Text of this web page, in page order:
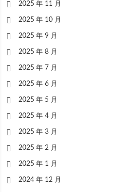
2025 年 11 月
2025 年 10 月
2025 年 9 月
2025 年 8 月
2025 年 7 月
2025 年 6 月
2025 年 5 月
2025 年 4 月
2025 年 3 月
2025 年 2 月
2025 年 1 月
2024 年 12 月